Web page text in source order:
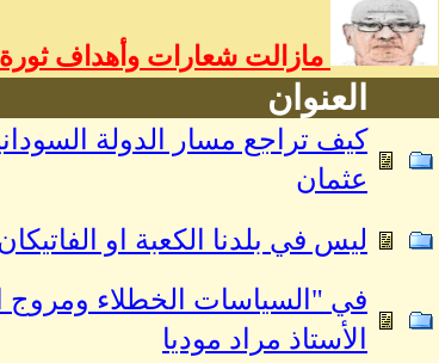
مازالت شعارات وأهداف
العنوان
كيف تراجع مسار الدولة
عثمان
ليس في بلدنا الكعبة او الفاتيكان (١) كتبه أمل أحمد
في "السياسات الخطلاء ومروج
الأستاذ مراد موديا